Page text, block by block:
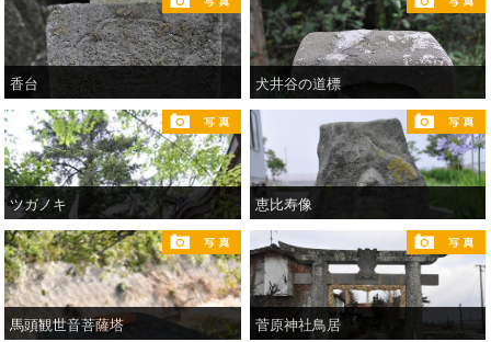
香台 犬井谷の道標
ツガノキ 恵比寿像
馬頭観世音菩薩塔 菅原神社鳥居